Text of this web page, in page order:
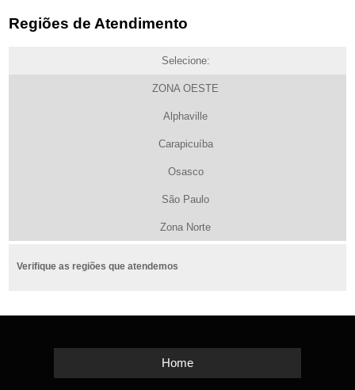
Regiões de Atendimento
Selecione:
ZONA OESTE
Alphaville
Carapicuíba
Osasco
São Paulo
Zona Norte
Verifique as regiões que atendemos
Home